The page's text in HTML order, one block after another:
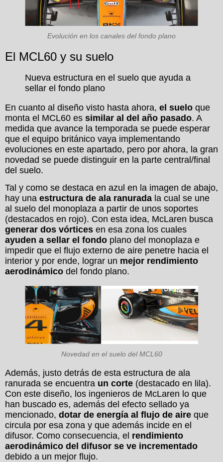
Evolución en los canales del fondo plano
El MCL60 y su suelo
Nueva estructura en el suelo que ayuda a
sellar el fondo plano
En cuanto al diseño visto hasta ahora, el suelo que
monta el MCL60 es similar al del año pasado. A
medida que avance la temporada se puede esperar
que el equipo británico vaya implementando
evoluciones en este apartado, pero por ahora, la gran
novedad se puede distinguir en la parte central/final
del suelo.
Tal y como se destaca en azul en la imagen de abajo,
hay una estructura de ala ranurada la cual se une
al suelo del monoplaza a partir de unos soportes
(destacados en rojo). Con esta idea, McLaren busca
generar dos vórtices en esa zona los cuales
ayuden a sellar el fondo plano del monoplaza e
impedir que el flujo externo de aire penetre hacia el
interior y por ende, lograr un mejor rendimiento
aerodinámico del fondo plano.
Novedad en el suelo del MCL60
Además, justo detrás de esta estructura de ala
ranurada se encuentra un corte (destacado en lila).
Con este diseño, los ingenieros de McLaren lo que
han buscado es, además del efecto sellado ya
mencionado, dotar de energía al flujo de aire que
circula por esa zona y que además incide en el
difusor. Como consecuencia, el rendimiento
aerodinámico del difusor se ve incrementado
debido a un mejor flujo.